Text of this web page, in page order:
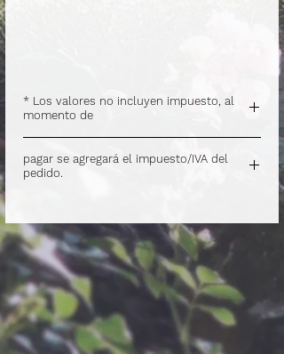
* Los valores no incluyen impuesto, al
momento de
pagar se agregará el impuesto/IVA del
pedido.